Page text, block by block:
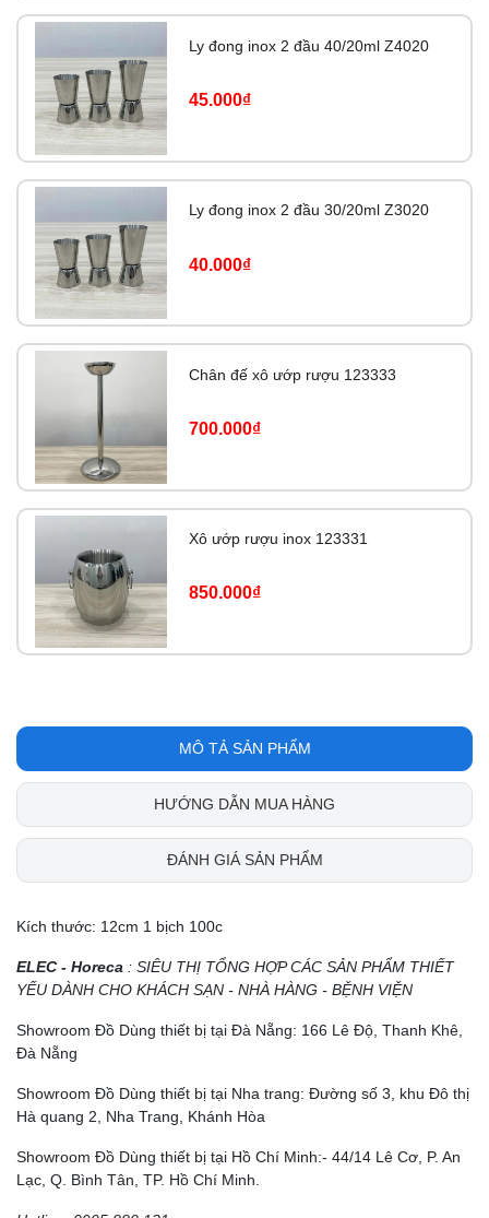
Ly đong inox 2 đầu 40/20ml Z4020
45.000₫
Ly đong inox 2 đầu 30/20ml Z3020
40.000₫
Chân đế xô ướp rượu 123333
700.000₫
Xô ướp rượu inox 123331
850.000₫
MÔ TẢ SẢN PHẨM
HƯỚNG DẪN MUA HÀNG
ĐÁNH GIÁ SẢN PHẨM
Kích thước: 12cm 1 bịch 100c
ELEC - Horeca : SIÊU THỊ TỔNG HỢP CÁC SẢN PHẨM THIẾT
YẾU DÀNH CHO KHÁCH SẠN - NHÀ HÀNG - BỆNH VIỆN
Showroom Đồ Dùng thiết bị tại Đà Nẵng: 166 Lê Độ, Thanh Khê,
Đà Nẵng
Showroom Đồ Dùng thiết bị tại Nha trang: Đường số 3, khu Đô thị
Hà quang 2, Nha Trang, Khánh Hòa
Showroom Đồ Dùng thiết bị tại Hồ Chí Minh:- 44/14 Lê Cơ, P. An
Lạc, Q. Bình Tân, TP. Hồ Chí Minh.